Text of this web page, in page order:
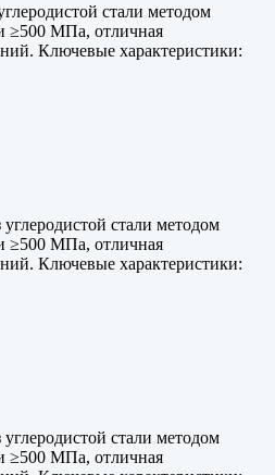
стали методом
≥500 МПа, отличная
Ключевые характеристики:
стали методом
≥500 МПа, отличная
Ключевые характеристики:
стали методом
≥500 МПа, отличная